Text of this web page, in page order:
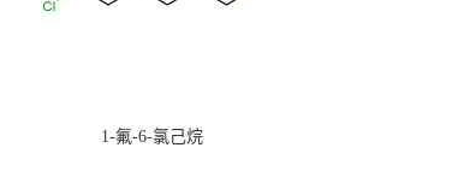
1-氟-6-氯己烷